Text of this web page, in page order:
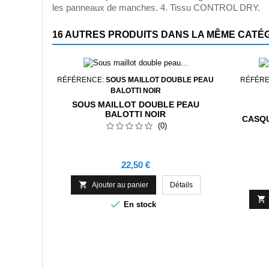
les panneaux de manches. 4. Tissu CONTROL DRY.
16 AUTRES PRODUITS DANS LA MÊME
RÉFÉRENCE:SOUS MAILLOT DOUBLE PEAU
BALOTTI NOIR
SOUS MAILLOT DOUBLE PEAU
BALOTTI NOIR
(0)
Prix
22,50 €
 Ajouter au panier Détails
 En stock
